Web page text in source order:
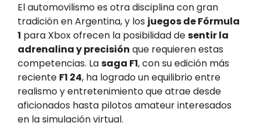
El automovilismo es otra disciplina con gran
tradición en Argentina, y los juegos de Fórmula
1 para Xbox ofrecen la posibilidad desentir la
adrenalina y precisión que requieren estas
competencias. Lasaga F1, con su edición más
reciente F1 24, ha logrado un equilibrio entre
realismo y entretenimiento que atrae desde
aficionados hasta pilotos amateur interesados
en la simulación virtual.